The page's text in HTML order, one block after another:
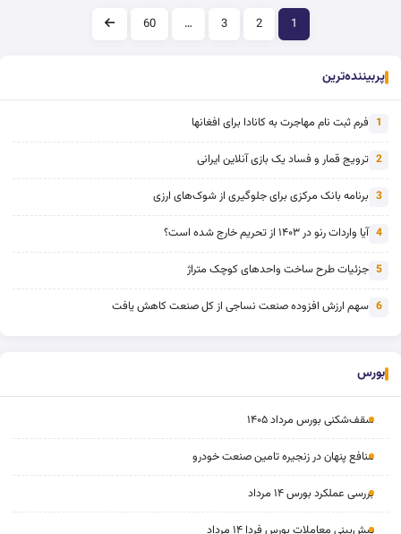
صفحه‌بندی
1
2
3
…
60
پربیننده‌ترین
1 فرم ثبت نام مهاجرت به کانادا برای افغانها
2 ترویج قمار و فساد یک بازی آنلاین ایرانی
3 برنامه بانک مرکزی برای جلوگیری از شوک‌های ارزی
4 آیا واردات رنو در ۱۴۰۳ از تحریم خارج شده است؟
5 جزئیات طرح ساخت واحدهای کوچک متراژ
6 سهم ارزش افزوده صنعت نساجی از کل صنعت کاهش یافت
بورس
سقف‌شکنی بورس مرداد ۱۴۰۵
منافع پنهان در زنجیره تامین صنعت خودرو
بررسی عملکرد بورس ۱۴ مرداد
پیش‌بینی معاملات بورس فردا ۱۴ مرداد